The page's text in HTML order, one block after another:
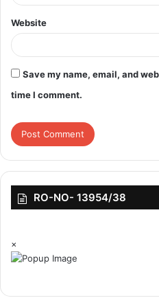
Website
Save my name, email, and
time I comment.
RO-NO- 13954/38
×